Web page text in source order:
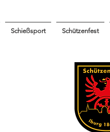
Schießsport Schützenfest